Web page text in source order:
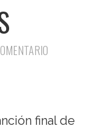
final de